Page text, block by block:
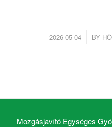
2026-05-04
/ BY
Mozgásjavító Egységes